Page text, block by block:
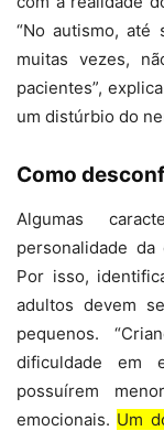
“No autismo, até
muitas vezes,
pacientes”,
um distúrbio do
Como
Algumas
personalidade
Por isso,
adultos devem
pequenos.
dificuldade em
possuírem
emocionais. Um